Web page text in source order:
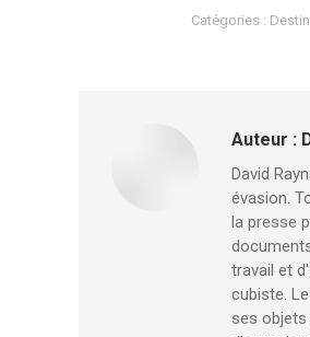
Catégories :
Auteur :
David
évasion.
la presse
travail et
cubiste.
ses